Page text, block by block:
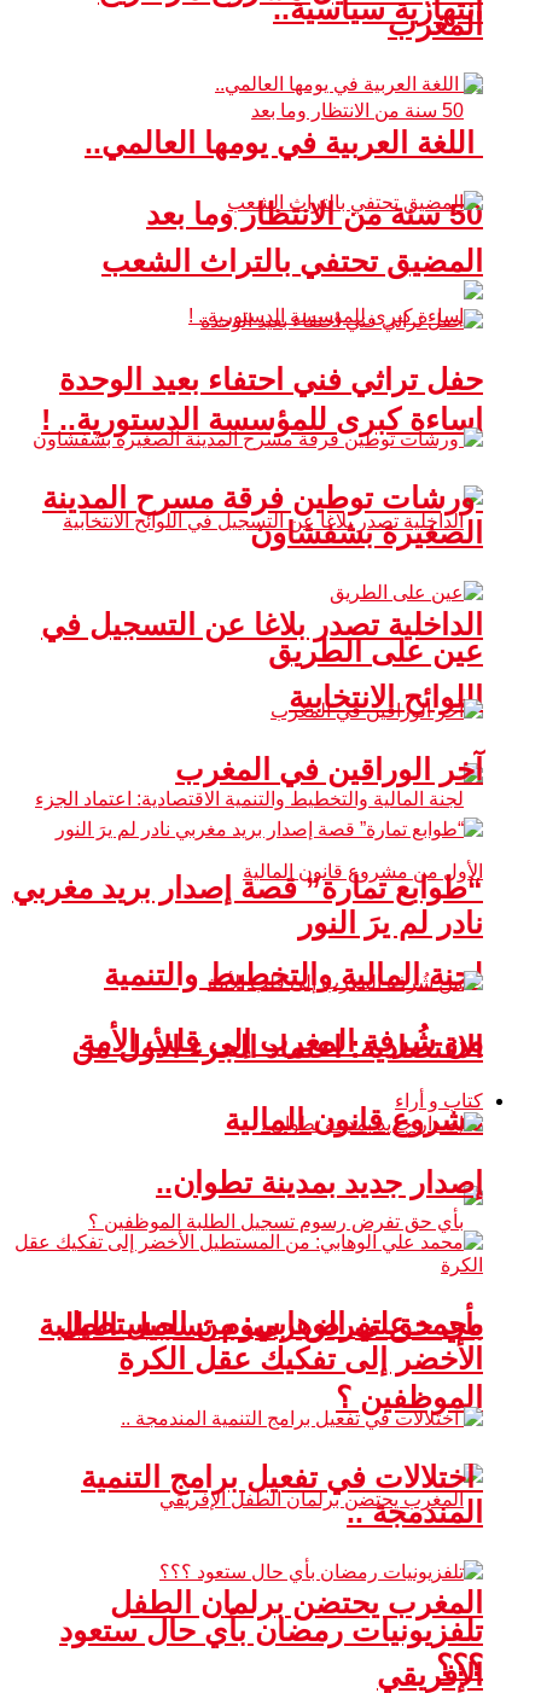
انتهازية سياسية..
50 سنة من الانتظار وما بعد
إساءة كبرى للمؤسسة الدستورية.. !
الداخلية تصدر بلاغا عن التسجيل في
اللوائح الانتخابية
لجنة المالية والتخطيط والتنمية
الاقتصادية: اعتماد الجزء الأول من
مشروع قانون المالية
بأي حق تفرض رسوم تسجيل الطلبة
الموظفين ؟
المغرب يحتضن برلمان الطفل
الإفريقي
المغرب
اللغة العربية في يومها العالمي..
المضيق تحتفي بالتراث الشعب
حفل تراثي فني احتفاء بعيد الوحدة
ورشات توطين فرقة مسرح المدينة
الصغيرة بشفشاون
عين على الطريق
آخر الوراقين في المغرب
“طوابع تمارة” قصة إصدار بريد مغربي
نادر لم يرَ النور
من شُرفة المغرب إلى قلب الأمة
كتاب و أراء
إصدار جديد بمدينة تطوان..
محمد علي الوهابي: من المستطيل
الأخضر إلى تفكيك عقل الكرة
اختلالات في تفعيل برامج التنمية
المندمجة ..
تلفزيونيات رمضان بأي حال ستعود
؟؟؟